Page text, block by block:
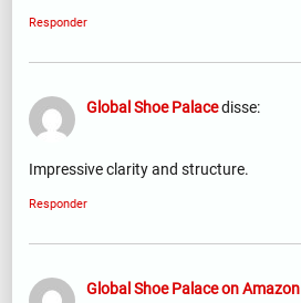
Responder
Global Shoe Palacedisse:
Impressive clarity and structure.
Responder
Global Shoe Palace on Amazon